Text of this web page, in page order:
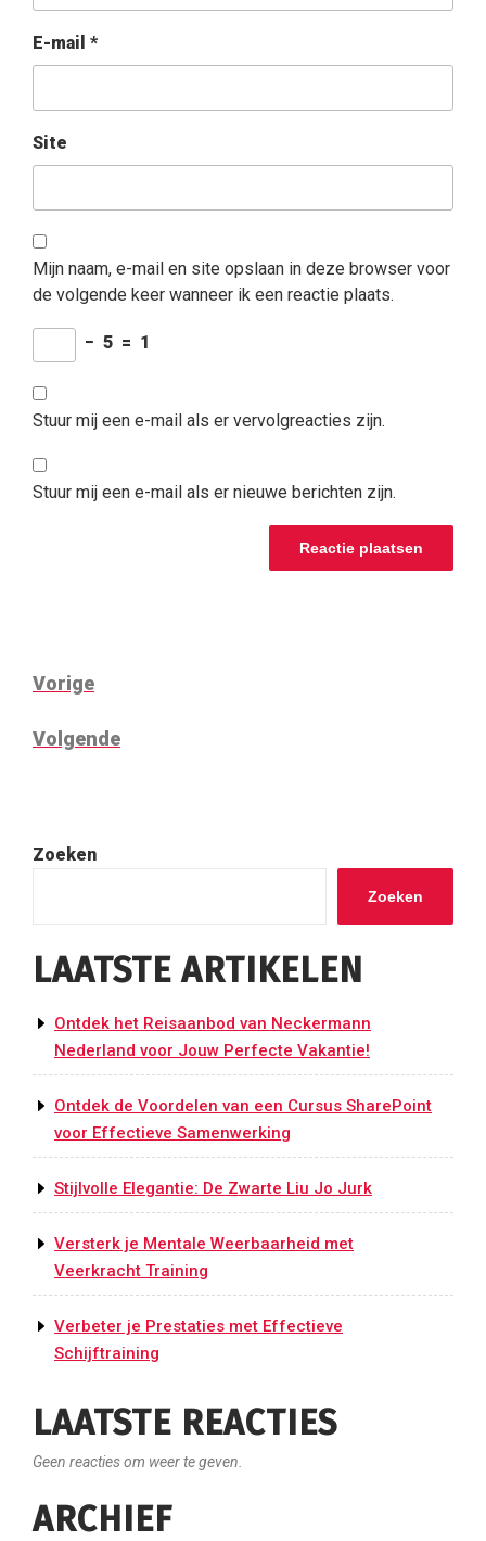
E-mail *
Site
Mijn naam, e-mail en site opslaan in deze browser voor
de volgende keer wanneer ik een reactie plaats.
− 5 = 1
Stuur mij een e-mail als er vervolgreacties zijn.
Stuur mij een e-mail als er nieuwe berichten zijn.
BERICHT
NAVIGATIE
Vorig
Vorige
Volgend
Volgende
Zoeken
Zoeken
LAATSTE ARTIKELEN
Ontdek het Reisaanbod van Neckermann
Nederland voor Jouw Perfecte Vakantie!
Ontdek de Voordelen van een Cursus SharePoint
voor Effectieve Samenwerking
Stijlvolle Elegantie: De Zwarte Liu Jo Jurk
Versterk je Mentale Weerbaarheid met
Veerkracht Training
Verbeter je Prestaties met Effectieve
Schijftraining
LAATSTE REACTIES
Geen reacties om weer te geven.
ARCHIEF